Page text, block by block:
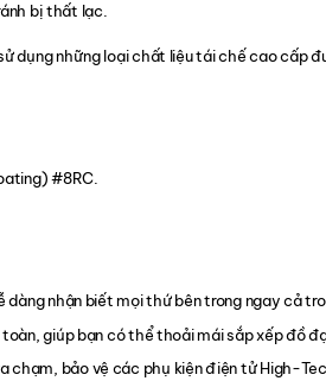
bị thất lạc.
dụng những loại chất liệu tái chế cao cấp
#8RC.
dàng nhận biết mọi thứ bên trong ngay cả
giúp bạn có thể thoải mái sắp xếp đồ
chạm, bảo vệ các phụ kiện điện tử High-